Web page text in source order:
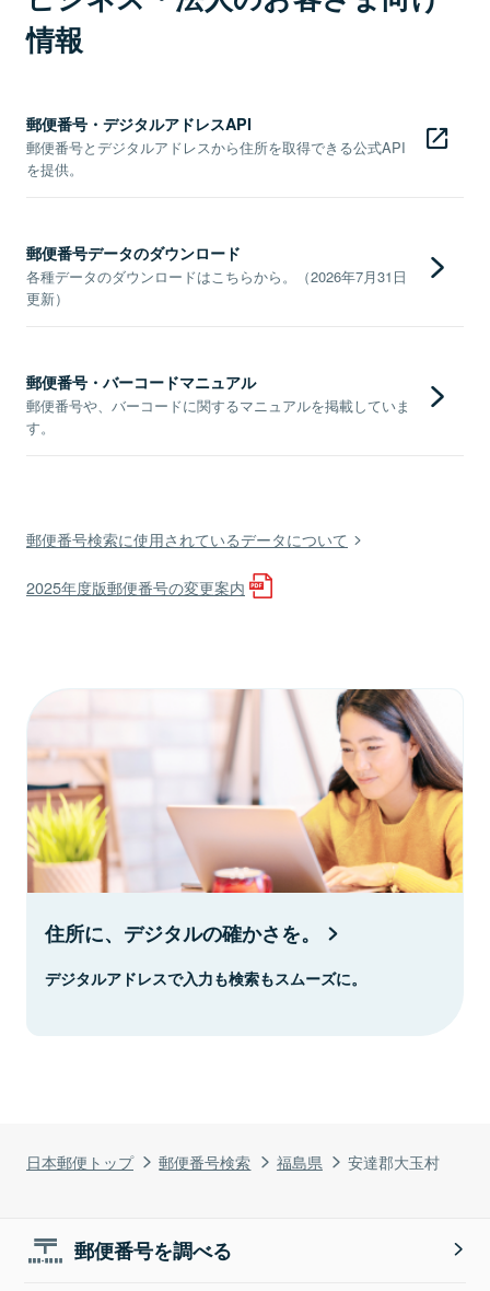
日本郵便トップ 郵便番号検索 福島県 安達郡大玉村
情報
郵便番号・デジタルアドレスAPI
郵便番号とデジタルアドレスから住所を取得できる公式API
を提供。
郵便番号データのダウンロード
各種データのダウンロードはこちらから。（2026年7月31日
更新）
郵便番号・バーコードマニュアル
郵便番号や、バーコードに関するマニュアルを掲載していま
す。
郵便番号検索に使用されているデータについて
2025年度版郵便番号の変更案内
住所に、デジタルの確かさを。
デジタルアドレスで入力も検索もスムーズに。
郵便番号を調べる